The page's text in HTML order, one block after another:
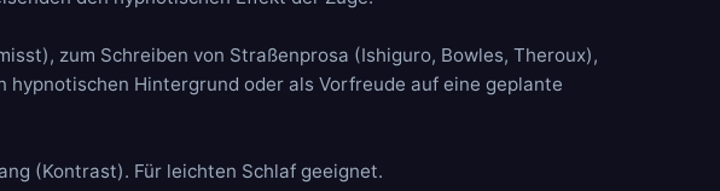
zum Schreiben von Straßenprosa (Ishiguro, Bowles, Theroux),
Hintergrund oder als Vorfreude auf eine geplante
(Kontrast). Für leichten Schlaf geeignet.